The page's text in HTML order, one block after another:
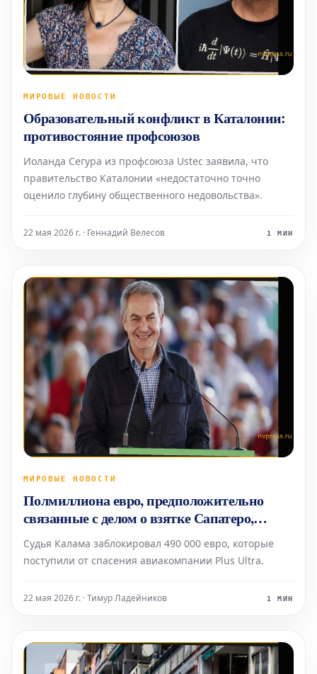
МИРОВЫЕ НОВОСТИ
Образовательный конфликт в Каталонии:
противостояние профсоюзов
Иоланда Сегура из профсоюза Ustec заявила, что
правительство Каталонии «недостаточно точно
оценило глубину общественного недовольства».
22 мая 2026 г. · Геннадий Велесов 1 МИН
МИРОВЫЕ НОВОСТИ
Полмиллиона евро, предположительно
связанные с делом о взятке Сапатеро,
заморожены во избежание сокрытия
Судья Калама заблокировал 490 000 евро, которые
поступили от спасения авиакомпании Plus Ultra.
22 мая 2026 г. · Тимур Ладейников 1 МИН